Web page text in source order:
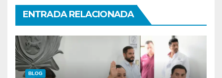
ENTRADA RELACIONADA
BLOG